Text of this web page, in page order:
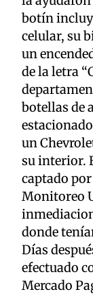
botín
celular, su
un
de la letra
botellas de
un
su interior.
captado
Monitoreo
donde
Días
efectuado
Mercado